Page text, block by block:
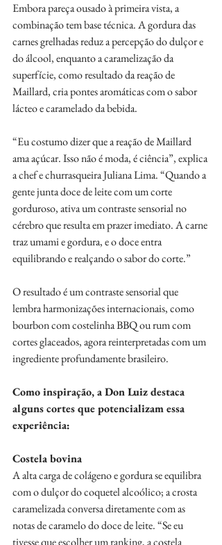
Embora pareça ousado à primeira vista, a
combinação tem base técnica. A gordura das
carnes grelhadas reduz a percepção do dulçor e
do álcool, enquanto a caramelização da
superfície, como resultado da reação de
Maillard, cria pontes aromáticas com o sabor
lácteo e caramelado da bebida.
“Eu costumo dizer que a reação de Maillard
ama açúcar. Isso não é moda, é ciência”, explica
a chef e churrasqueira Juliana Lima. “Quando a
gente junta doce de leite com um corte
gorduroso, ativa um contraste sensorial no
cérebro que resulta em prazer imediato. A carne
traz umami e gordura, e o doce entra
equilibrando e realçando o sabor do corte.”
O resultado é um contraste sensorial que
lembra harmonizações internacionais, como
bourbon com costelinha BBQ ou rum com
cortes glaceados, agora reinterpretadas com um
ingrediente profundamente brasileiro.
Como inspiração, a Don Luiz destaca
alguns cortes que potencializam essa
experiência:
Costela bovina
A alta carga de colágeno e gordura se equilibra
com o dulçor do coquetel alcoólico; a crosta
caramelizada conversa diretamente com as
notas de caramelo do doce de leite. “Se eu
tivesse que escolher um ranking, a costela